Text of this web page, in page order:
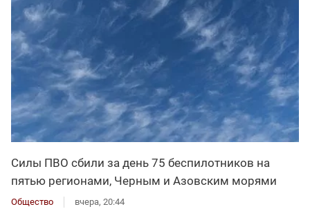
Силы ПВО сбили за день 75 беспилотников на
пятью регионами, Черным и Азовским морями
Общество вчера, 20:44